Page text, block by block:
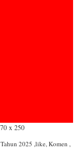
2025 ,like, Komen ,